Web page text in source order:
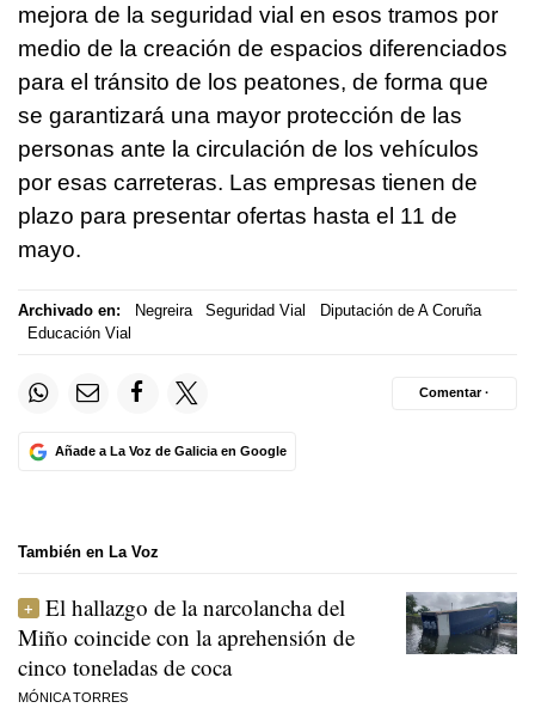
mejora de la seguridad vial en esos tramos por
medio de la creación de espacios diferenciados
para el tránsito de los peatones, de forma que
se garantizará una mayor protección de las
personas ante la circulación de los vehículos
por esas carreteras. Las empresas tienen de
plazo para presentar ofertas hasta el 11 de
mayo.
Archivado en: Negreira Seguridad Vial
Diputación de A Coruña
Educación Vial
Añade a La Voz de Galicia en Google
Comentar ·
También en La Voz
El hallazgo de la narcolancha del
Miño coincide con la aprehensión de
cinco toneladas de coca
MÓNICA TORRES